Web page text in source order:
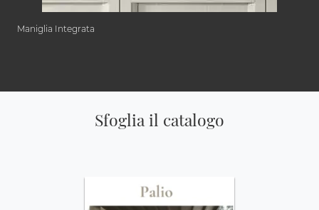
Maniglia Integrata
Sfoglia il catalogo